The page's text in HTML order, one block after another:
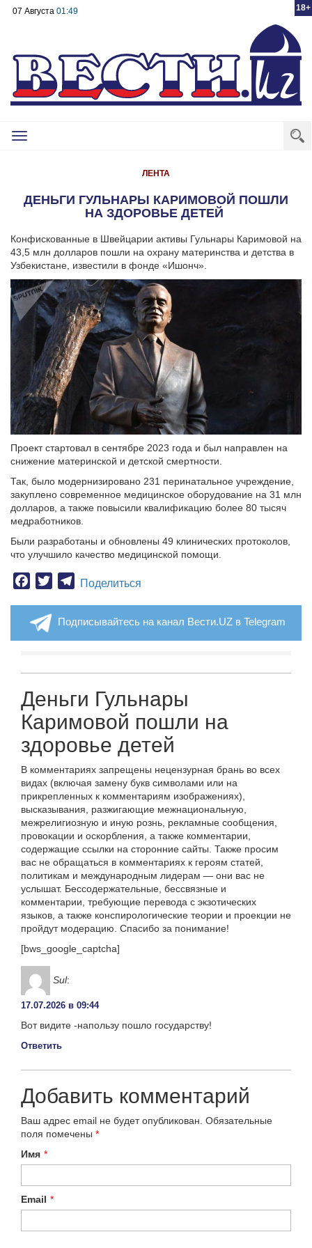
18+
07 Августа 01:49
Toggle
ЛЕНТА
ДЕНЬГИ ГУЛЬНАРЫ КАРИМОВОЙ ПОШЛИ
НА ЗДОРОВЬЕ ДЕТЕЙ
Конфискованные в Швейцарии активы Гульнары Каримовой на
43,5 млн долларов пошли на охрану материнства и детства в
Узбекистане, известили в фонде «Ишонч».
Проект стартовал в сентябре 2023 года и был направлен на
снижение материнской и детской смертности.
Так, было модернизировано 231 перинатальное учреждение,
закуплено современное медицинское оборудование на 31 млн
долларов, а также повысили квалификацию более 80 тысяч
медработников.
Были разработаны и обновлены 49 клинических протоколов,
что улучшило качество медицинской помощи.
Facebook
TwitterTelegram
Поделиться
Подписывайтесь на канал Вести.UZ в Telegram
Деньги Гульнары
Каримовой пошли на
здоровье детей
В комментариях запрещены нецензурная брань во всех
видах (включая замену букв символами или на
прикрепленных к комментариям изображениях),
высказывания, разжигающие межнациональную,
межрелигиозную и иную рознь, рекламные сообщения,
провокации и оскорбления, а также комментарии,
содержащие ссылки на сторонние сайты. Также просим
вас не обращаться в комментариях к героям статей,
политикам и международным лидерам — они вас не
услышат. Бессодержательные, бессвязные и
комментарии, требующие перевода с экзотических
языков, а также конспирологические теории и проекции не
пройдут модерацию. Спасибо за понимание!
[bws_google_captcha]
Sul:
17.07.2026 в 09:44
Вот видите -напользу пошло государству!
Ответить
Добавить комментарий
Ваш адрес email не будет опубликован. Обязательные
поля помечены *
Имя *
Email *